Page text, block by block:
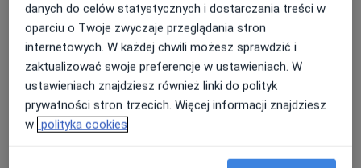
Konsultacja ginekologiczna
Od 350 zł Szczegóły
Ostrzyknięcie kolagenem blizny po cesarskim cięciu
Szczegóły
danych do celów statystycznych i dostarczania treści w
oparciu o Twoje zwyczaje przeglądania stron
internetowych. W każdej chwili możesz sprawdzić i
zaktualizować swoje preferencje w ustawieniach. W
ustawieniach znajdziesz również linki do polityk
prywatności stron trzecich. Więcej informacji znajdziesz
w polityka cookies